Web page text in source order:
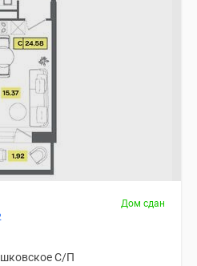
Дом сдан
С/П